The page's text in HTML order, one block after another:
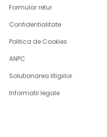
Formular retur
Confidentialitate
Politica de Cookies
ANPC
Solutionarea litigiilor
Informatii legale